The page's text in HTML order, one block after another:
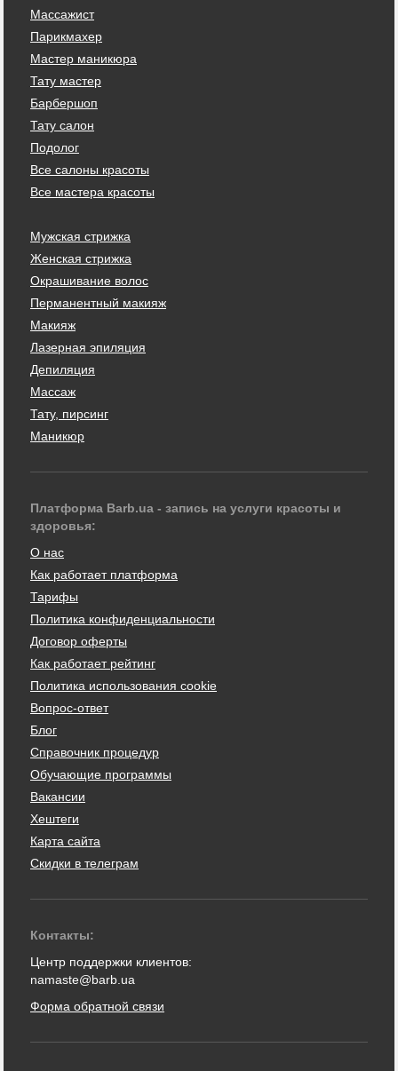
Массажист
Парикмахер
Мастер маникюра
Тату мастер
Барбершоп
Тату салон
Подолог
Все салоны красоты
Все мастера красоты
Мужская стрижка
Женская стрижка
Окрашивание волос
Перманентный макияж
Макияж
Лазерная эпиляция
Депиляция
Массаж
Тату, пирсинг
Маникюр
Платформа Barb.ua - запись на услуги красоты и
здоровья:
О нас
Как работает платформа
Тарифы
Политика конфиденциальности
Договор оферты
Как работает рейтинг
Политика использования cookie
Вопрос-ответ
Блог
Справочник процедур
Обучающие программы
Вакансии
Хештеги
Карта сайта
Скидки в телеграм
Контакты:
Центр поддержки клиентов:
namaste@barb.ua
Форма обратной связи